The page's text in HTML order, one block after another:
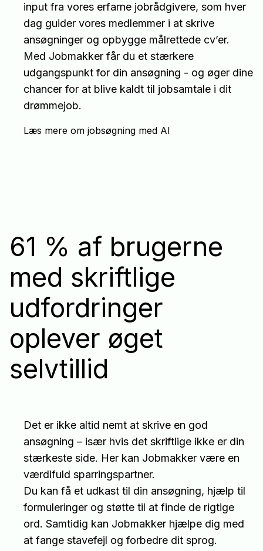
input fra vores erfarne jobrådgivere, som hver
dag guider vores medlemmer i at skrive
ansøgninger og opbygge målrettede cv’er.
Med Jobmakker får du et stærkere
udgangspunkt for din ansøgning - og øger dine
chancer for at blive kaldt til jobsamtale i dit
drømmejob.
Læs mere om jobsøgning med AI
61 % af brugerne
med skriftlige
udfordringer
oplever øget
selvtillid
Det er ikke altid nemt at skrive en god
ansøgning – især hvis det skriftlige ikke er din
stærkeste side. Her kan Jobmakker være en
værdifuld sparringspartner.
Du kan få et udkast til din ansøgning, hjælp til
formuleringer og støtte til at finde de rigtige
ord. Samtidig kan Jobmakker hjælpe dig med
at fange stavefejl og forbedre dit sprog.